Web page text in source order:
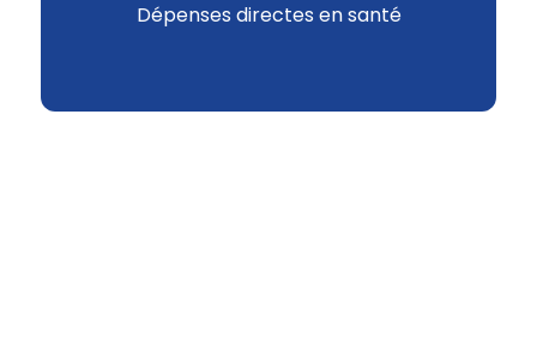
Dépenses directes en santé